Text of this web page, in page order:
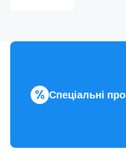
% Спеціальні